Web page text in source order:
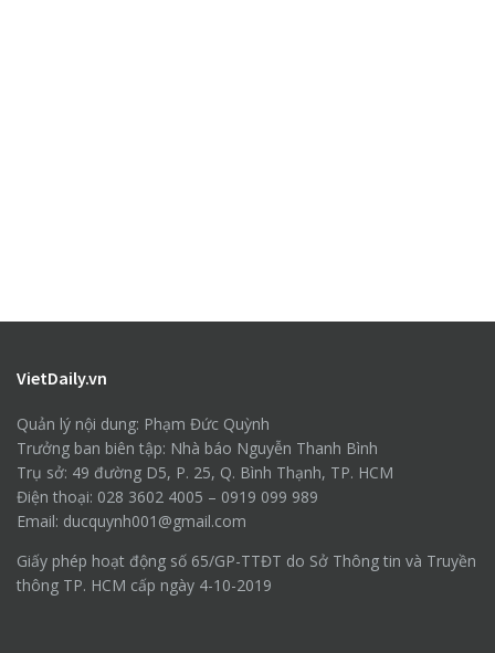
VietDaily.vn
Quản lý nội dung: Phạm Đức Quỳnh
Trưởng ban biên tập: Nhà báo Nguyễn Thanh Bình
Trụ sở: 49 đường D5, P. 25, Q. Bình Thạnh, TP. HCM
Điện thoại: 028 3602 4005 – 0919 099 989
Email: ducquynh001@gmail.com
Giấy phép hoạt động số 65/GP-TTĐT do Sở Thông tin và Truyền
thông TP. HCM cấp ngày 4-10-2019